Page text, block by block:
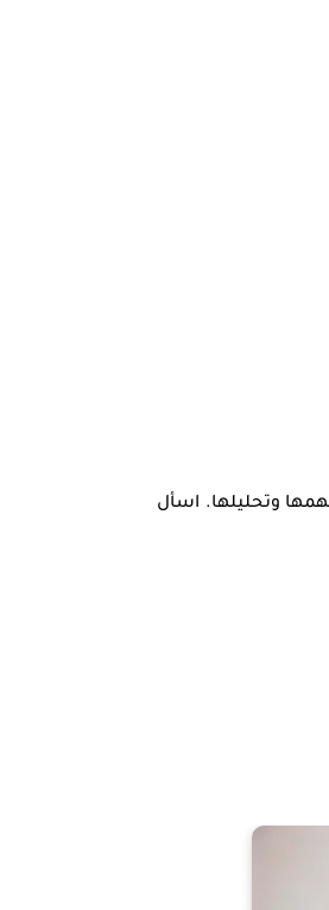
وتحليلها. اسأل